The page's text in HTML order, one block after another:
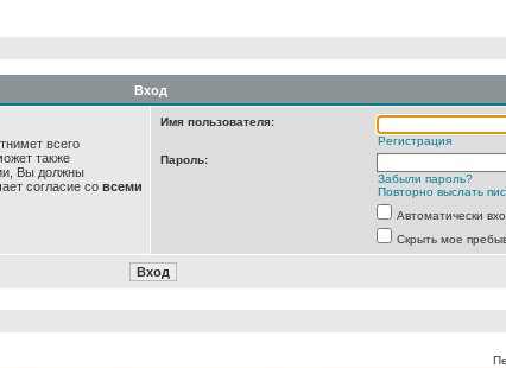
Вход
всего
также
Вы должны
согласие со всеми
Имя пользователя:
Регистрация
Пароль:
Забыли пароль?
Повторно выслать
Автоматически
Скрыть мое